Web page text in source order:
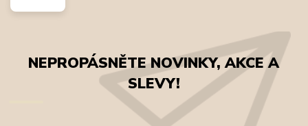
NEPROPÁSNĚTE NOVINKY, AKCE A
SLEVY!